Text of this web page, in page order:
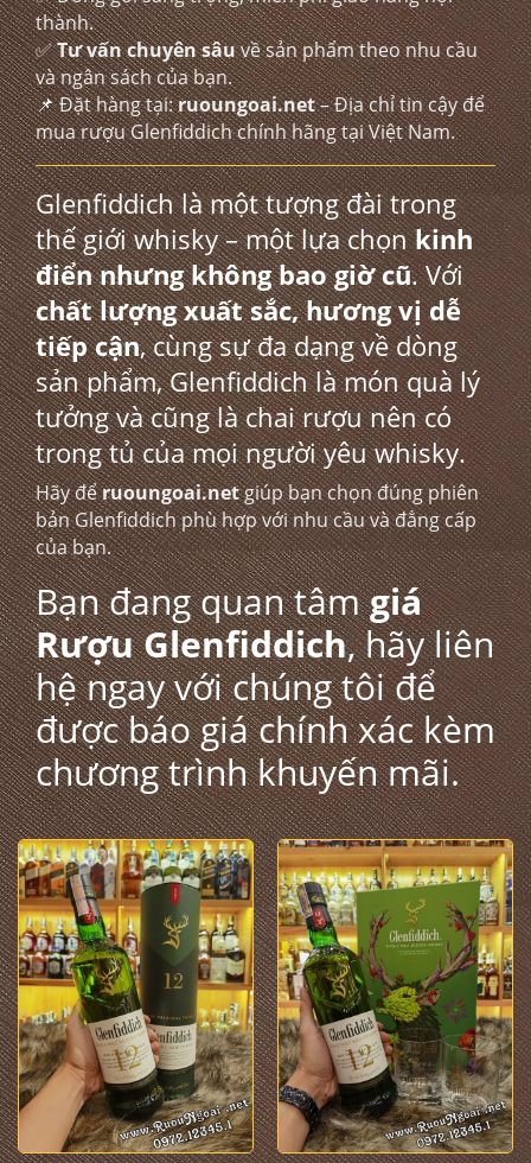
thành.
✅Tư vấn chuyên sâuvề sản phẩm theo nhu cầu
và ngân sách của bạn.
📌 Đặt hàng tại:ruoungoai.net– Địa chỉ tin cậy để
mua rượu Glenfiddich chính hãng tại Việt Nam.
Glenfiddich là một tượng đài trong
thế giới whisky – một lựa chọnkinh
điển nhưng không bao giờ cũ. Với
chất lượng xuất sắc, hương vị dễ
tiếp cận, cùng sự đa dạng về dòng
sản phẩm, Glenfiddich là món quà lý
tưởng và cũng là chai rượu nên có
trong tủ của mọi người yêu whisky.
Hãy đểruoungoai.netgiúp bạn chọn đúng phiên
bản Glenfiddich phù hợp với nhu cầu và đẳng cấp
của bạn.
Bạn đang quan tâmgiá
Rượu Glenfiddich, hãy liên
hệ ngay với chúng tôi để
được báo giá chính xác kèm
chương trình khuyến mãi.